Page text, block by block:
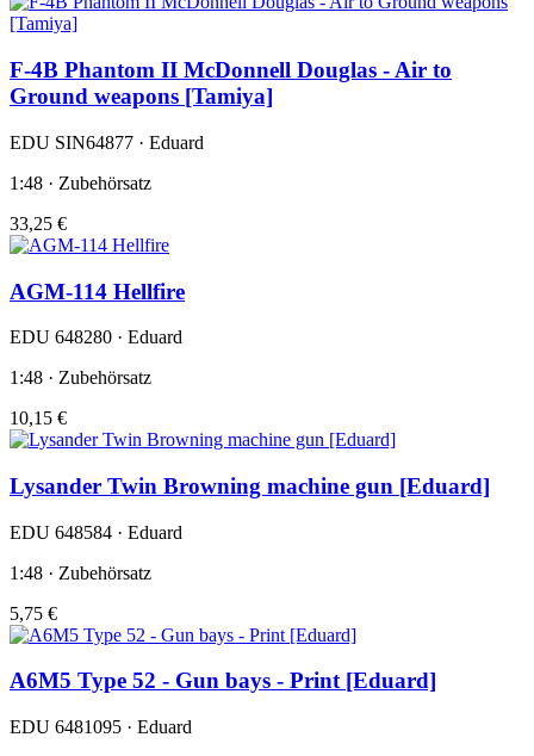
F-4B Phantom II McDonnell Douglas - Air to
Ground weapons [Tamiya]
EDU SIN64877 · Eduard
1:48 · Zubehörsatz
33,25 €
AGM-114 Hellfire
EDU 648280 · Eduard
1:48 · Zubehörsatz
10,15 €
Lysander Twin Browning machine gun [Eduard]
EDU 648584 · Eduard
1:48 · Zubehörsatz
5,75 €
A6M5 Type 52 - Gun bays - Print [Eduard]
EDU 6481095 · Eduard